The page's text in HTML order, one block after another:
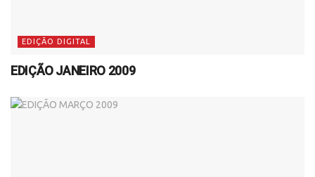
EDIÇÃO DIGITAL
EDIÇÃO JANEIRO 2009